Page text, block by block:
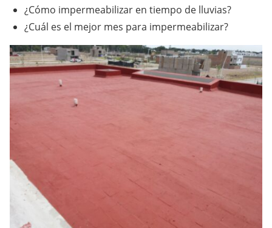
¿Cómo impermeabilizar en tiempo de lluvias?
¿Cuál es el mejor mes para impermeabilizar?